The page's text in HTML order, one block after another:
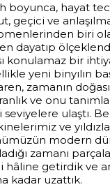
boyunca, hayat
geçici ve
biri
dayatıp
konulamaz bir
yeni binyılın
zamanın
ve onu
seviyelere ulaştı.
ve
modern
zamanı
hâline getirdik ve
kadar uzattık.